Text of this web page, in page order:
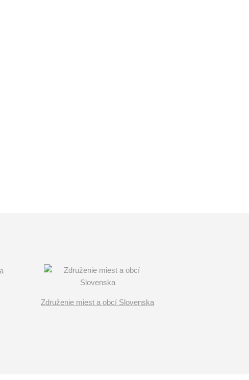
Združenie miest a obcí Slovenska